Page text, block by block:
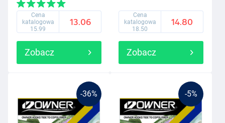
Cena
katalogowa
15.99
13.06
Zobacz
Cena
katalogowa
18.50
14.80
Zobacz
-36% -5%